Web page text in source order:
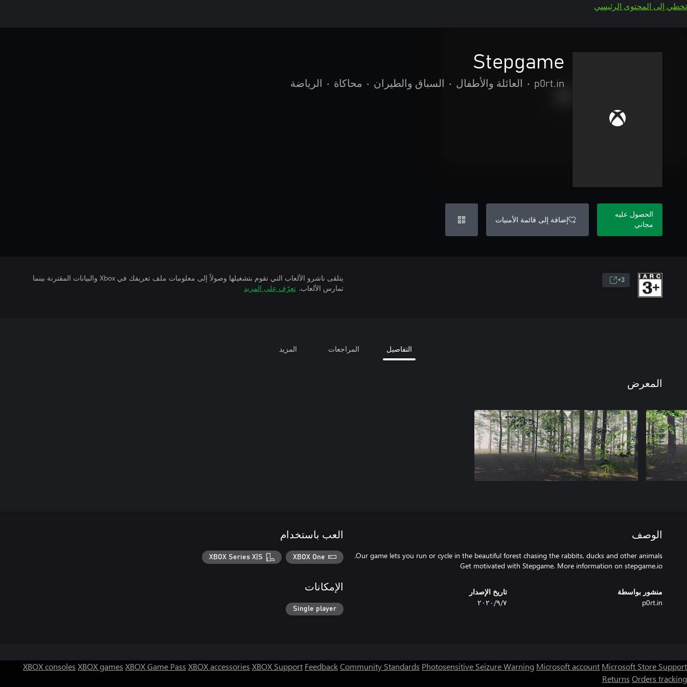
تخطي إلى المحتوى الرئيسي
Stepgame
p0rt.in
• العائلة والأطفال • السباق والطيران • محاكاة • الرياضة
الحصول عليه
مجاني
إضافة إلى قائمة الأمنيات
3+
يتلقى ناشرو الألعاب التي تقوم بتشغيلها وصولاً إلى معلومات ملف تعريفك في Xbox والبيانات المقترنة بينما
تمارس الألعاب. تعرّف على المزيد
التفاصيل المراجعات المزيد
المعرض
الوصف
Get motivated with Stepgame. More information on stepgame.io
منشور بواسطة
p0rt.in
تاريخ الإصدار
٧‏/٩‏/٢٠٢٠
العب باستخدام
XBOX One
XBOX Series X|S
الإمكانات
Single player
XBOX consoles XBOX games XBOX Game Pass XBOX accessories XBOX Support FeedbackCommunity Standards Photosensitive Seizure Warning Microsoft account Microsoft Store Support
Returns Orders tracking